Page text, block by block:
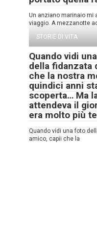
Un anziano marinaio mi
viaggio. A mezzanotte
STORIE DI VITA
Quando vidi
della fidanzata
che la nostra
quindici anni
scoperta… Ma
attendeva il
era molto più
Quando vidi una foto
amico, capii che la